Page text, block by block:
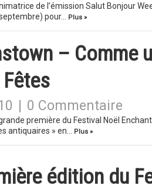
de l’émission Salut Bonjour
pour…
Plus »
– Comme
0 Commentaire
première du Festival Noël
antiquaires » en…
Plus »
édition du